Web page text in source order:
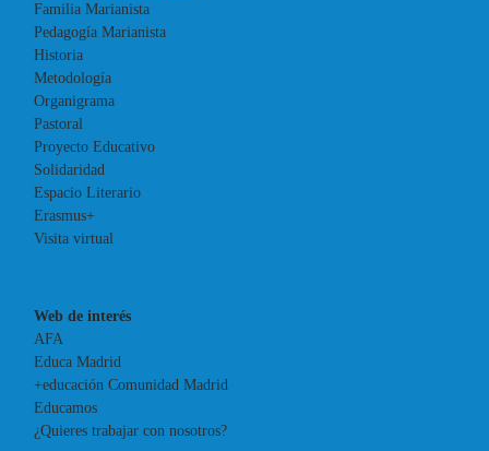
Familia Marianista
Pedagogía Marianista
Historia
Metodología
Organigrama
Pastoral
Proyecto Educativo
Solidaridad
Espacio Literario
Erasmus+
Visita virtual
Web de interés
AFA
Educa Madrid
+educación Comunidad Madrid
Educamos
¿Quieres trabajar con nosotros?